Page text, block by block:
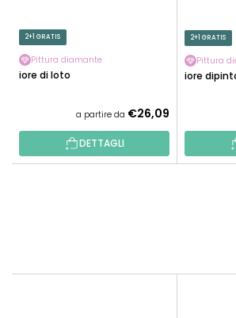
2+1 GRATIS
Pittura diamante
Fiore di loto
a partire da €26,09
DETTAGLI
2+1 GRATIS
Pittura
Fiore